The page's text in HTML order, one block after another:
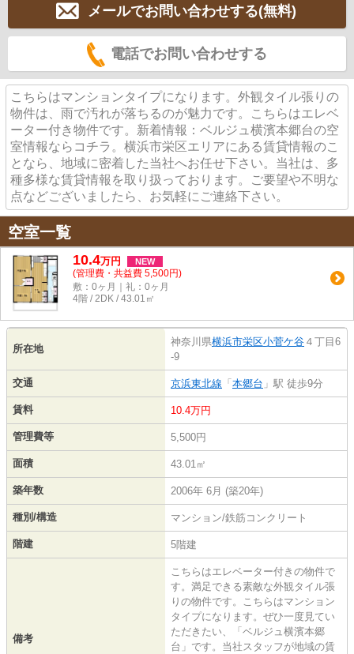
メールでお問い合わせする(無料)
電話でお問い合わせする
こちらはマンションタイプになります。外観タイル張りの
物件は、雨で汚れが落ちるのが魅力です。こちらはエレベ
ーター付き物件です。新着情報：ベルジュ横濱本郷台の空
室情報ならコチラ。横浜市栄区エリアにある賃貸情報のこ
となら、地域に密着した当社へお任せ下さい。当社は、多
種多様な賃貸情報を取り扱っております。ご要望や不明な
点などございましたら、お気軽にご連絡下さい。
空室一覧
10.4万円 NEW
(管理費・共益費 5,500円)
敷：0ヶ月｜礼：0ヶ月
4階 / 2DK / 43.01㎡
所在地
神奈川県横浜市栄区小菅ケ谷 ４丁目6
-9
交通 京浜東北線 「 本郷台 」駅 徒歩9分
賃料 10.4万円
管理費等 5,500円
面積 43.01㎡
築年数 2006年 6月 (築20年)
種別/構造 マンション/鉄筋コンクリート
階建 5階建
備考
こちらはエレベーター付きの物件で
す。満足できる素敵な外観タイル張
りの物件です。こちらはマンション
タイプになります。ぜひ一度見てい
ただきたい、「ベルジュ横濱本郷
台」です。当社スタッフが地域の賃